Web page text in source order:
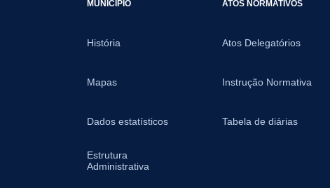
MUNICÍPIO
História
Mapas
Dados estatísticos
Estrutura
Administrativa
ATOS NORMATIVOS
Atos Delegatórios
Instrução Normativa
Tabela de diárias